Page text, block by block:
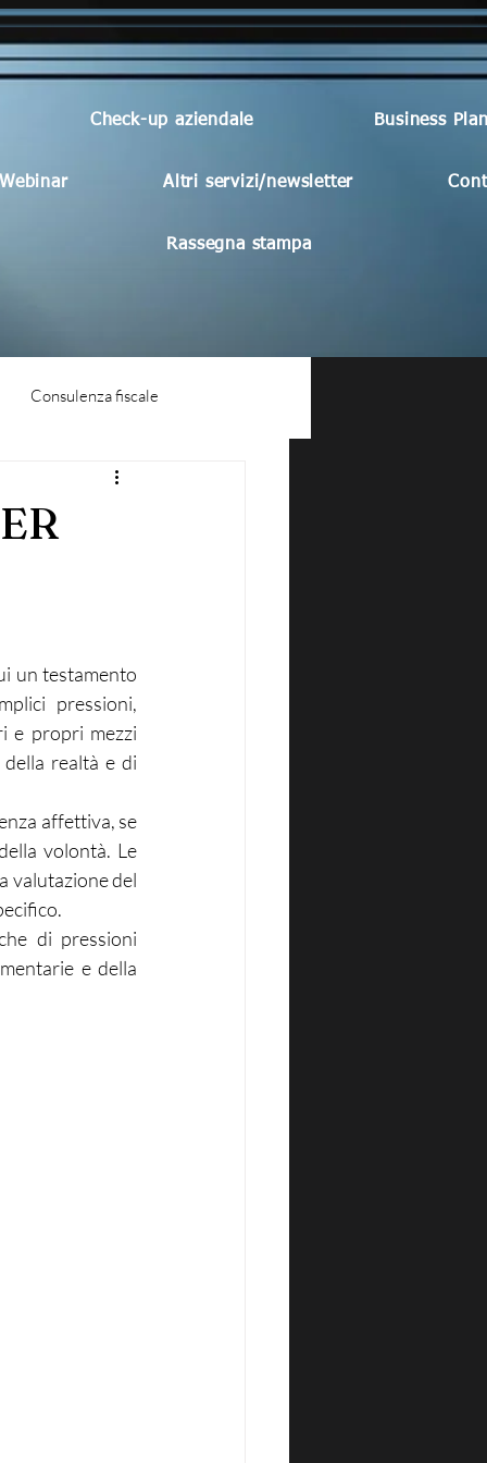
Check-up aziendale Business
Webinar Altri servizi/newsletter
Rassegna stampa
Consulenza fiscale
un testamento
pressioni,
e propri mezzi
realtà e di
affettiva, se
volontà. Le
valutazione del
di pressioni
e della